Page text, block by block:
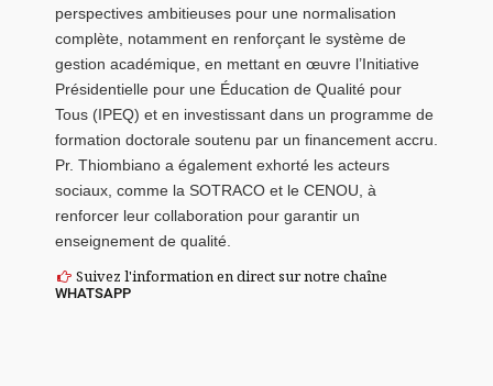
perspectives ambitieuses pour une normalisation
complète, notamment en renforçant le système de
gestion académique, en mettant en œuvre l’Initiative
Présidentielle pour une Éducation de Qualité pour
Tous (IPEQ) et en investissant dans un programme de
formation doctorale soutenu par un financement accru.
Pr. Thiombiano a également exhorté les acteurs
sociaux, comme la SOTRACO et le CENOU, à
renforcer leur collaboration pour garantir un
enseignement de qualité.
Suivez l'information en direct sur notre chaîne
WHATSAPP